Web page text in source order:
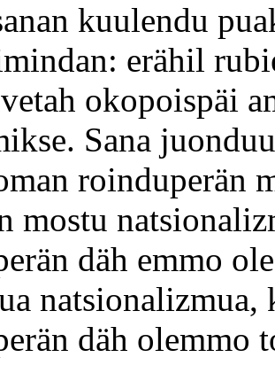
kuulendu
erähil
okopoispäi
Sana
roinduperän
mostu
däh emmo
natsionalizmua,
däh olemmo